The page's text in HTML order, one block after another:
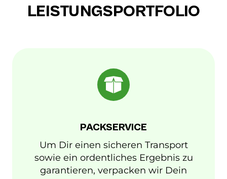
LEISTUNGSPORTFOLIO
PACKSERVICE
Um Dir einen sicheren Transport
sowie ein ordentliches Ergebnis zu
garantieren, verpacken wir Dein